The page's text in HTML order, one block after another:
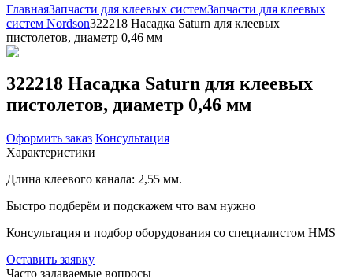
ГлавнаяЗапчасти для клеевых системЗапчасти для клеевых
систем Nordson322218 Насадка Saturn для клеевых
пистолетов, диаметр 0,46 мм
322218 Насадка Saturn для клеевых
пистолетов, диаметр 0,46 мм
Оформить заказ Консультация
Характеристики
Длина клеевого канала: 2,55 мм.
Быстро подберём и подскажем что вам нужно
Консультация и подбор оборудования со специалистом HMS
Оставить заявку
Часто задаваемые вопросы